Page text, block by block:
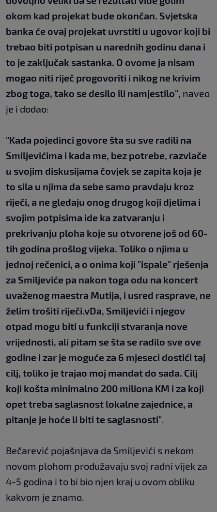
okom kad projekat bude okončan. Svjetska
banka će ovaj projekat uvrstiti u ugovor koji bi
trebao biti potpisan u narednih godinu dana i
to je zaključak sastanka. O ovome ja nisam
mogao niti riječ progovoriti i nikog ne krivim
zbog toga, tako se desilo ili namjestilo", naveo
je i dodao:
"Kada pojedinci govore šta su sve radili na
Smiljevićima i kada me, bez potrebe, razvlače
u svojim diskusijama čovjek se zapita koja je
to sila u njima da sebe samo pravdaju kroz
riječi, a ne gledaju onog drugog koji djelima i
svojim potpisima ide ka zatvaranju i
prekrivanju ploha koje su otvorene još od 60-
tih godina prošlog vijeka. Toliko o njima u
jednoj rečenici, a o onima koji "ispale" rješenja
za Smiljeviće pa nakon toga odu na koncert
uvaženog maestra Mutija, i usred rasprave, ne
želim trošiti riječi.vDa, Smiljevići i njegov
otpad mogu biti u funkciji stvaranja nove
vrijednosti, ali pitam se šta se radilo sve ove
godine i zar je moguće za 6 mjeseci dostići taj
cilj, toliko je trajao moj mandat do sada. Cilj
koji košta minimalno 200 miliona KM i za koji
opet treba saglasnost lokalne zajednice, a
pitanje je hoće li biti te saglasnosti".
Bečarević pojašnjava da Smiljevići s nekom
novom plohom produžavaju svoj radni vijek za
4-5 godina i to bi bio njen kraj u ovom obliku
kakvom je znamo.